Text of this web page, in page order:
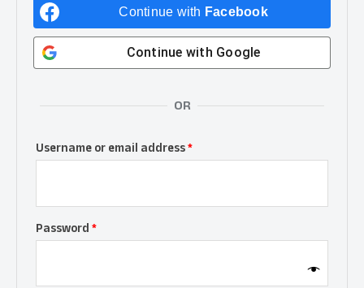
Continue with Facebook
Continue with Google
OR
Username or email address*
Password*